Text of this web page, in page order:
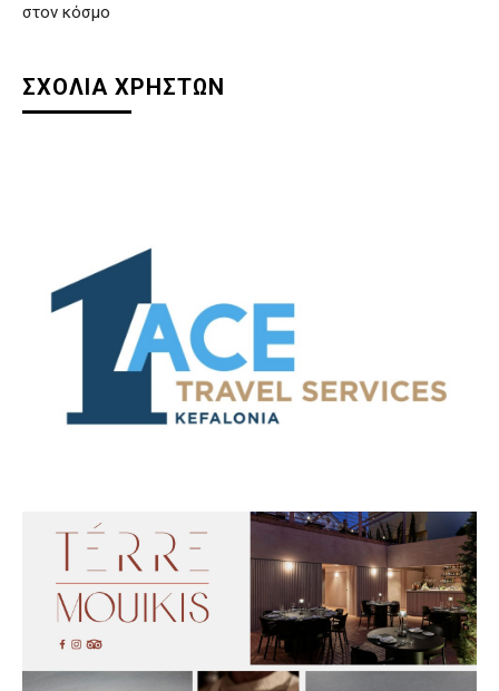
στον κόσμο
ΣΧΟΛΙΑ ΧΡΗΣΤΩΝ